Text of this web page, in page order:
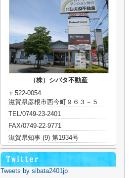
（株）シバタ不動産
〒522-0054
滋賀県彦根市西今町９６３－５
TEL/0749-23-2401
FAX/0749-22-9771
滋賀県知事 (9) 第1934号
Tweets by sibata2401jp